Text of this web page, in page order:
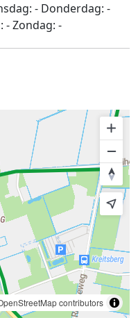
- Donderdag: -
-Zondag: -
contributors